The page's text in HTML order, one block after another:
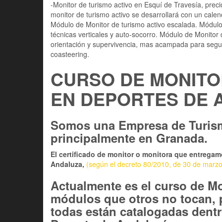
-Monitor de turismo activo en Esquí de Travesía,
monitor de turismo activo se desarrollará con un
Módulo de Monitor de turismo activo escalada.
técnicas verticales y auto-socorro. Módulo de
orientación y supervivencia, mas acampada para
coasteering.
CURSO DE
EN DEPORTES DE
Somos una Empresa de
principalmente en Granada.
El certificado de monitor o monitora que
Andaluza, (según el decreto 80/2010, de 30 de
Actualmente es el curso de
módulos que otros no tocan,
todas están catalogadas